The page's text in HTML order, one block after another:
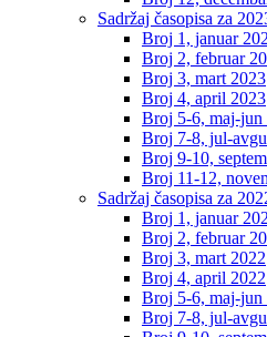
Sadržaj časopisa za
Broj 1, januar
Broj 2, februar
Broj 3, mart 2023
Broj 4, april 2023
Broj 5-6, maj-jun
Broj 7-8, jul-
Broj 9-10,
Broj 11-12,
Sadržaj časopisa za
Broj 1, januar
Broj 2, februar
Broj 3, mart 2022
Broj 4, april 2022
Broj 5-6, maj-jun
Broj 7-8, jul-